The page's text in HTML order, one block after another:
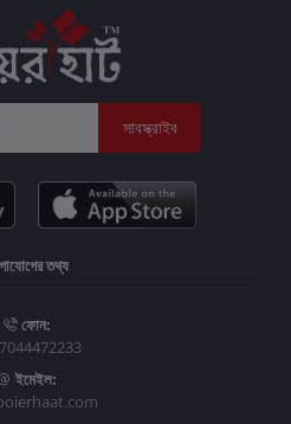
সাবস্ক্রাইব
তথ্য
ফোন:
ইমেইল: